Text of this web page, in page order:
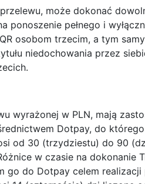
może dokonać
ponoszenie pełnego i
osobom trzecim, a tym
niedochowania przez
wyrażonej w PLN, mają
Dotpay, do
od 30 (trzydziestu) do 90
w czasie na dokonanie
go do Dotpay celem realizacji